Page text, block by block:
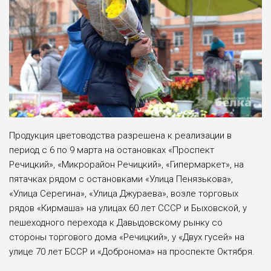
Продукция цветоводства разрешена к реализации в
период с 6 по 9 марта на остановках «Проспект
Речицкий», «Микрорайон Речицкий», «Гипермаркет», на
пятачках рядом с остановками «Улица Пенязькова»,
«Улица Серегина», «Улица Джураева», возле торговых
рядов «Кирмаша» на улицах 60 лет СССР и Быховской, у
пешеходного перехода к Давыдовскому рынку со
стороны торгового дома «Речицкий», у «Двух гусей» на
улице 70 лет БССР и «Добронома» на проспекте Октября.